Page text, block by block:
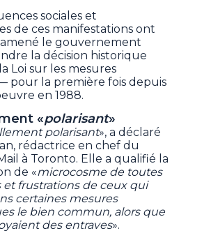
sociales et
de ces manifestations ont
le gouvernement
la décision historique
Loi sur les mesures
pour la première fois depuis
en 1988.
«polarisant»
polarisant», a déclaré
rédactrice en chef du
à Toronto. Elle a qualifié la
de «microcosme de toutes
et frustrations de ceux qui
certaines mesures
le bien commun, alors que
des entraves».